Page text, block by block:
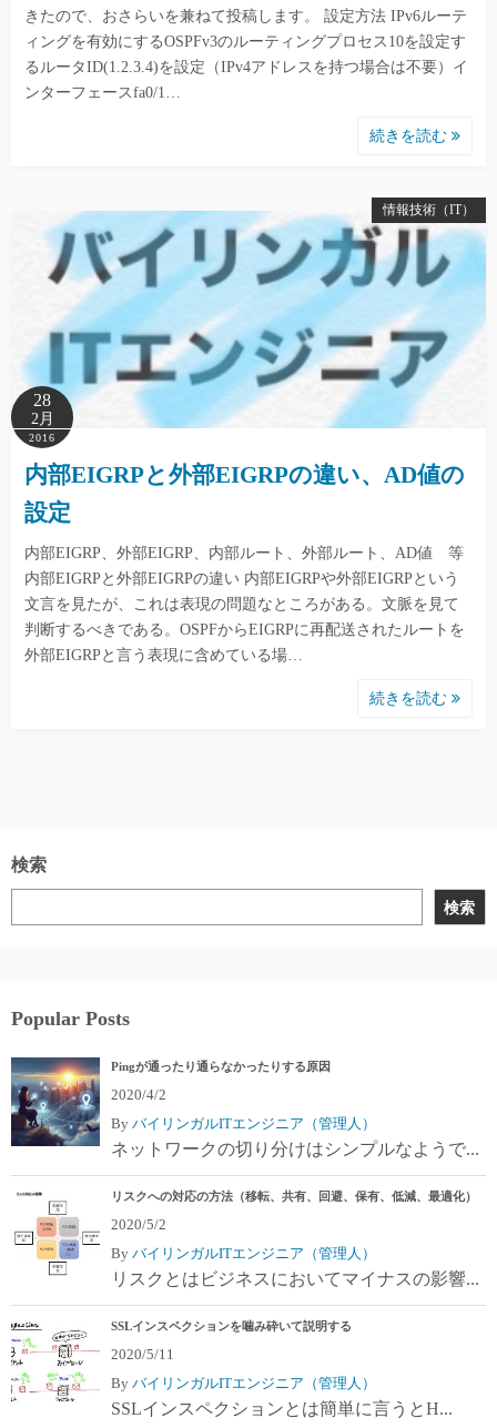
きたので、おさらいを兼ねて投稿します。 設定方法 IPv6ルーテ
ィングを有効にするOSPFv3のルーティングプロセス10を設定す
るルータID(1.2.3.4)を設定（IPv4アドレスを持つ場合は不要）イ
ンターフェースfa0/1…
続きを読む
情報技術（IT）
28
2月
2016
内部EIGRPと外部EIGRPの違い、AD値の
設定
内部EIGRP、外部EIGRP、内部ルート、外部ルート、AD値 等
内部EIGRPと外部EIGRPの違い 内部EIGRPや外部EIGRPという
文言を見たが、これは表現の問題なところがある。文脈を見て
判断するべきである。OSPFからEIGRPに再配送されたルートを
外部EIGRPと言う表現に含めている場…
続きを読む
検索
検索
Popular Posts
Pingが通ったり通らなかったりする原因
2020/4/2
By バイリンガルITエンジニア（管理人）
ネットワークの切り分けはシンプルなようで...
リスクへの対応の方法（移転、共有、回避、保有、低減、最適化）
2020/5/2
By バイリンガルITエンジニア（管理人）
リスクとはビジネスにおいてマイナスの影響...
SSLインスペクションを噛み砕いて説明する
2020/5/11
By バイリンガルITエンジニア（管理人）
SSLインスペクションとは簡単に言うとH...